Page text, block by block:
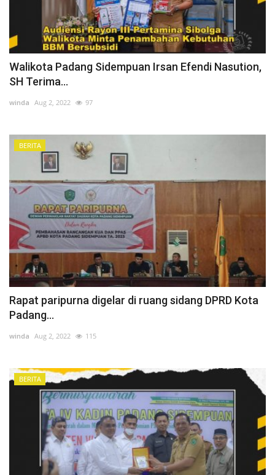
Walikota Padang Sidempuan Irsan Efendi Nasution,
SH Terima...
winda Aug 2, 2022 97
BERITA
Rapat paripurna digelar di ruang sidang DPRD Kota
Padang...
winda Aug 2, 2022 115
BERITA